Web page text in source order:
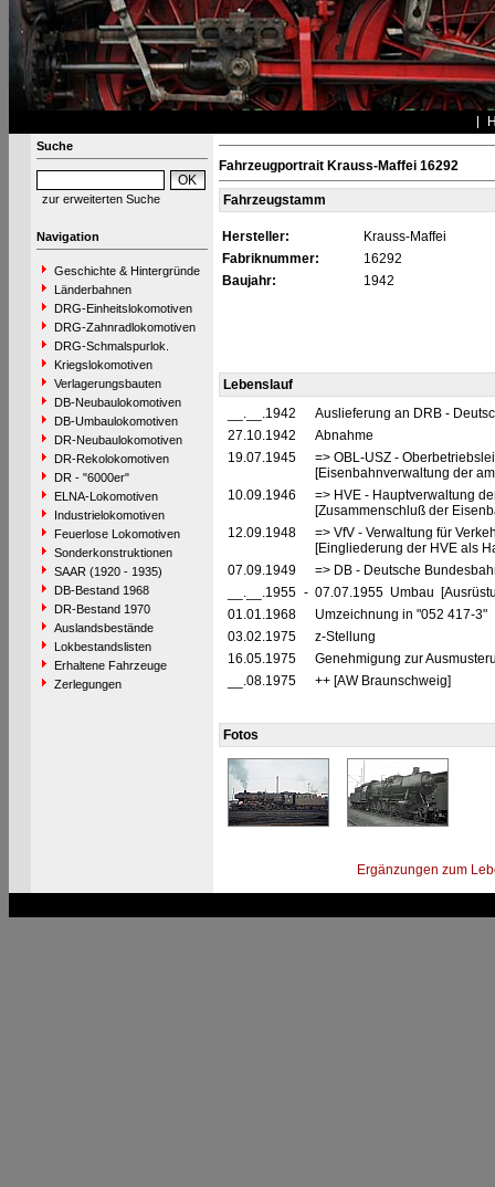
Suche
zur erweiterten Suche
Navigation
Geschichte & Hintergründe
Länderbahnen
DRG-Einheitslokomotiven
DRG-Zahnradlokomotiven
DRG-Schmalspurlok.
Kriegslokomotiven
Verlagerungsbauten
DB-Neubaulokomotiven
DB-Umbaulokomotiven
DR-Neubaulokomotiven
DR-Rekolokomotiven
DR - "6000er"
ELNA-Lokomotiven
Industrielokomotiven
Feuerlose Lokomotiven
Sonderkonstruktionen
SAAR (1920 - 1935)
DB-Bestand 1968
DR-Bestand 1970
Auslandsbestände
Lokbestandslisten
Erhaltene Fahrzeuge
Zerlegungen
Fahrzeugportrait Krauss-Maffei 16292
Fahrzeugstamm
Hersteller:
Krauss-Maffei
Fabriknummer:
16292
Baujahr:
1942
Lebenslauf
__.__.1942
Auslieferung an DRB -
27.10.1942
Abnahme
19.07.1945
=> OBL-USZ -
[Eisenbahnverwaltung der
10.09.1946
=> HVE - Hauptverwaltung
[Zusammenschluß der
12.09.1948
=> VfV - Verwaltung für
[Eingliederung der HVE als
07.09.1949
=> DB - Deutsche
__.__.1955 - 07.07.1955 Umbau
01.01.1968
Umzeichnung in "052 417-3"
03.02.1975
z-Stellung
16.05.1975
Genehmigung zur
__.08.1975
++ [AW Braunschweig]
Fotos
Ergänzungen zum